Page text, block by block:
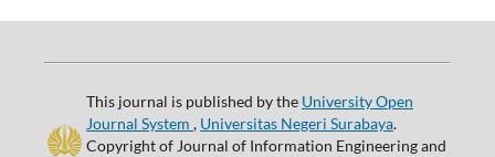
This journal is published by the University Open
Journal System , Universitas Negeri Surabaya.
Copyright of Journal of Information Engineering and